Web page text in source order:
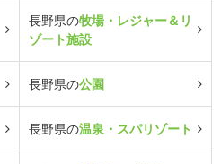
長野県の牧場・レジャー＆リ
ゾート施設
長野県の公園
長野県の温泉・スパリゾート